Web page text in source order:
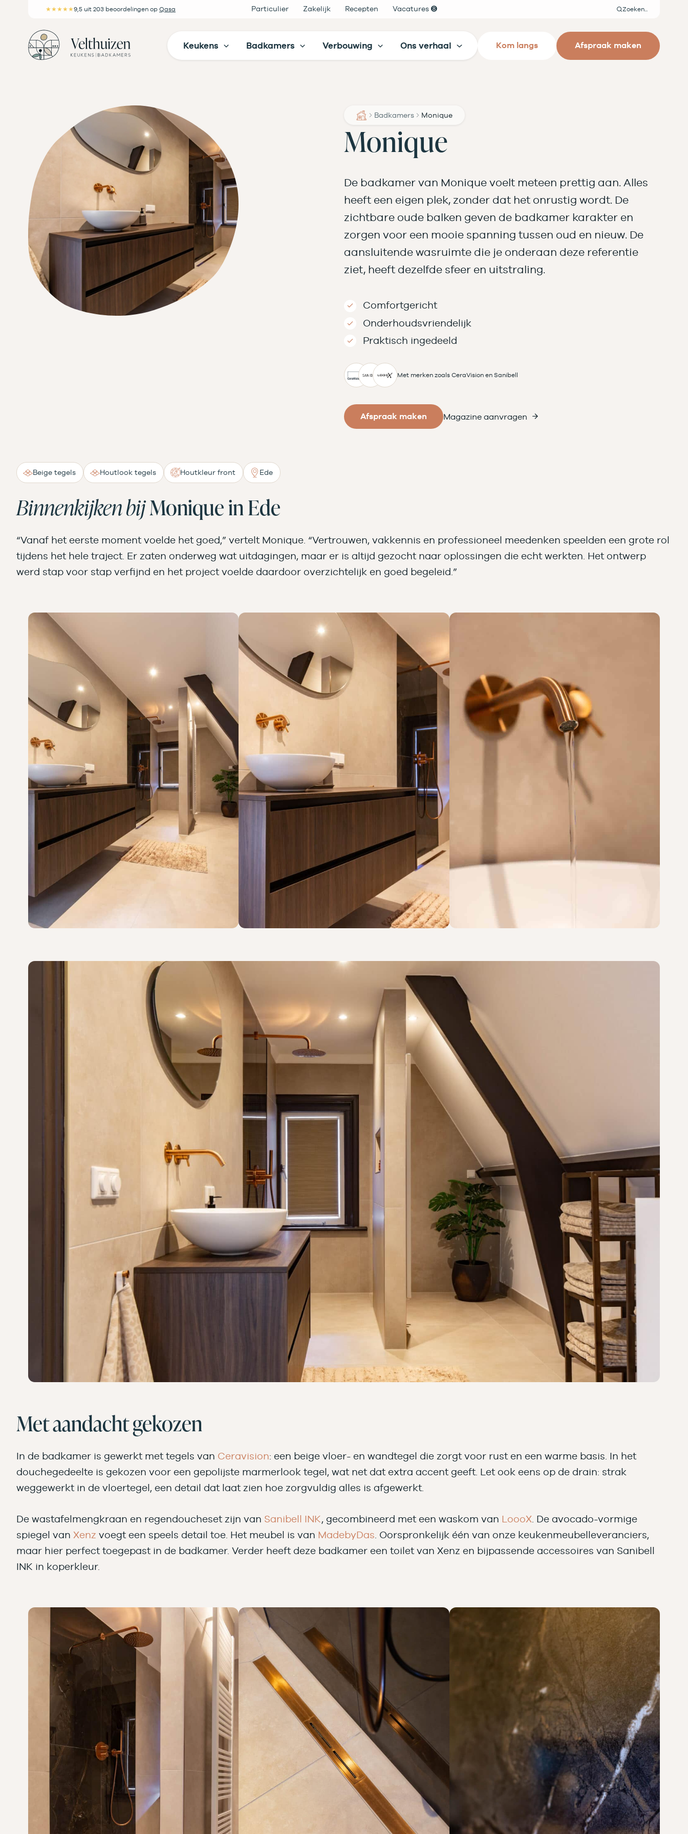
inhoud
★★★★★9,5 uit 203 beoordelingen op Qasa Particulier Zakelijk Recepten Vacatures ➑ Zoeken
Keukens Badkamers Verbouwing Ons verhaal Kom langs Afspraak maken
Badkamers Monique
Monique
De badkamer van Monique voelt meteen prettig aan. Alles
heeft een eigen plek, zonder dat het onrustig wordt. De
zichtbare oude balken geven de badkamer karakter en
zorgen voor een mooie spanning tussen oud en nieuw. De
aansluitende wasruimte die je onderaan deze referentie
ziet, heeft dezelfde sfeer en uitstraling.
Comfortgericht
Onderhoudsvriendelijk
Praktisch ingedeeld
Met merken zoals CeraVision en Sanibell
Afspraak maken Magazine aanvragen
Beige tegels Houtlook tegels Houtkleur front Ede
Binnenkijken bijMonique in Ede
“Vanaf het eerste moment voelde het goed,” vertelt Monique. “Vertrouwen, vakkennis en professioneel meedenken speelden een grote rol
tijdens het hele traject. Er zaten onderweg wat uitdagingen, maar er is altijd gezocht naar oplossingen die echt werkten. Het ontwerp
werd stap voor stap verfijnd en het project voelde daardoor overzichtelijk en goed begeleid.”
Met aandacht gekozen
In de badkamer is gewerkt met tegels van Ceravision: een beige vloer- en wandtegel die zorgt voor rust en een warme basis. In het
douchegedeelte is gekozen voor een gepolijste marmerlook tegel, wat net dat extra accent geeft. Let ook eens op de drain: strak
weggewerkt in de vloertegel, een detail dat laat zien hoe zorgvuldig alles is afgewerkt.
De wastafelmengkraan en regendoucheset zijn van Sanibell INK, gecombineerd met een waskom van LoooX . De avocado-vormige
spiegel van Xenz voegt een speels detail toe. Het meubel is van MadebyDas . Oorspronkelijk één van onze keukenmeubelleveranciers,
maar hier perfect toegepast in de badkamer. Verder heeft deze badkamer een toilet van Xenz en bijpassende accessoires van Sanibell
INK in koperkleur.